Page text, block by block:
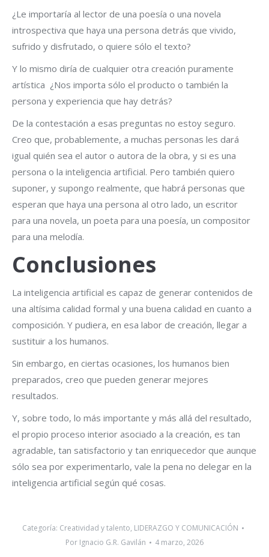
¿Le importaría al lector de una poesía o una novela
introspectiva que haya una persona detrás que vivido,
sufrido y disfrutado, o quiere sólo el texto?
Y lo mismo diría de cualquier otra creación puramente
artística ¿Nos importa sólo el producto o también la
persona y experiencia que hay detrás?
De la contestación a esas preguntas no estoy seguro.
Creo que, probablemente, a muchas personas les dará
igual quién sea el autor o autora de la obra, y si es una
persona o la inteligencia artificial. Pero también quiero
suponer, y supongo realmente, que habrá personas que
esperan que haya una persona al otro lado, un escritor
para una novela, un poeta para una poesía, un compositor
para una melodía.
Conclusiones
La inteligencia artificial es capaz de generar contenidos de
una altísima calidad formal y una buena calidad en cuanto a
composición. Y pudiera, en esa labor de creación, llegar a
sustituir a los humanos.
Sin embargo, en ciertas ocasiones, los humanos bien
preparados, creo que pueden generar mejores
resultados.
Y, sobre todo, lo más importante y más allá del resultado,
el propio proceso interior asociado a la creación, es tan
agradable, tan satisfactorio y tan enriquecedor que aunque
sólo sea por experimentarlo, vale la pena no delegar en la
inteligencia artificial según qué cosas.
Categoría: Creatividad y talento, LIDERAZGO Y COMUNICACIÓN
Por Ignacio G.R. Gavilán
4 marzo, 2026